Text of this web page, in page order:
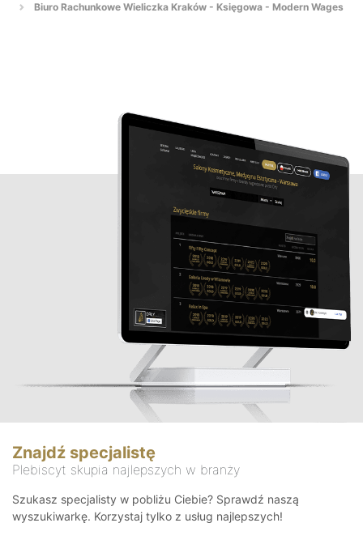
Biuro Rachunkowe Wieliczka Kraków - Księgowa - Modern Wages
Znajdź specjalistę
Plebiscyt skupia najlepszych w branży
Szukasz specjalisty w pobliżu Ciebie? Sprawdź naszą
wyszukiwarkę. Korzystaj tylko z usług najlepszych!